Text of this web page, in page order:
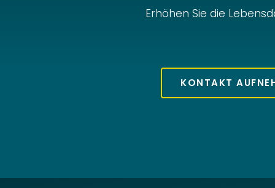
Erhöhen Sie die
KONTAKT